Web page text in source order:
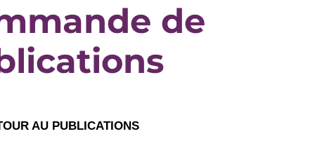
de
AU PUBLICATIONS